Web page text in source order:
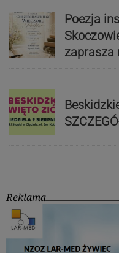
Poezja
zaprasza
Reklama